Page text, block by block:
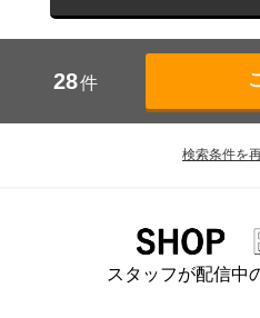
28件
検索条件を
スタッフが配信中